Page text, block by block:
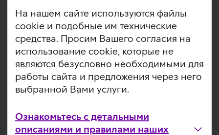
На нашем сайте используются файлы
cookie и подобные им технические
средства. Просим Вашего согласия на
использование cookie, которые не
являются безусловно необходимыми для
работы сайта и предложения через него
выбранной Вами услуги.
Ознакомьтесь с детальными
описаниями и правилами наших